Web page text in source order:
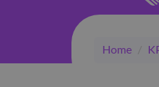
Home /